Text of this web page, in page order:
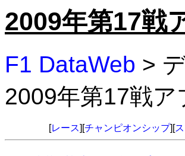
2009年第17戦
F1 DataWeb >
2009年第17戦
[レース][チャンピオンシップ][